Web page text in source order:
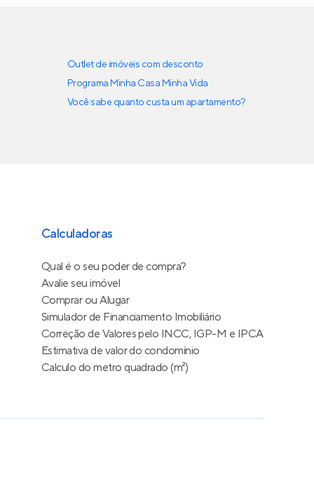
Outlet de imóveis com desconto
Programa Minha Casa Minha Vida
Você sabe quanto custa um apartamento?
Calculadoras
Qual é o seu poder de compra?
Avalie seu imóvel
Comprar ou Alugar
Simulador de Financiamento Imobiliário
Correção de Valores pelo INCC, IGP-M e IPCA
Estimativa de valor do condomínio
Calculo do metro quadrado (m²)